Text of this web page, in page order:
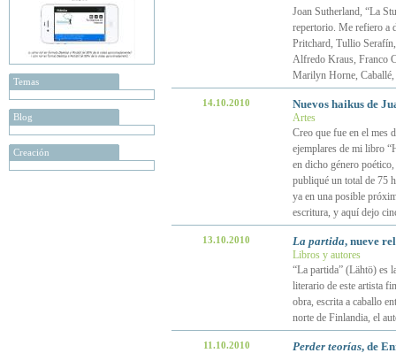
Temas
Blog
Creación
Joan Sutherland, “La
repertorio. Me refiero a
Pritchard, Tullio
Alfredo Kraus, Franco
Marilyn Horne, Caballé,
14.10.2010 Nuevos haikus de
Artes
Creo que fue en el mes
ejemplares de mi libro
en dicho género
publiqué un total de 75
ya en una posible
escritura, y aquí dejo
13.10.2010 La partida, nueve
Libros y autores
“La partida” (Lähtö) es
literario de este artista
obra, escrita a caballo
norte de Finlandia, el
11.10.2010 Perder teorías, de